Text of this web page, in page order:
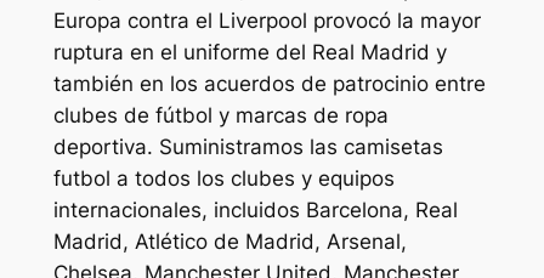
Europa contra el Liverpool provocó la mayor
ruptura en el uniforme del Real Madrid y
también en los acuerdos de patrocinio entre
clubes de fútbol y marcas de ropa
deportiva. Suministramos las camisetas
futbol a todos los clubes y equipos
internacionales, incluidos Barcelona, Real
Madrid, Atlético de Madrid, Arsenal,
Chelsea, Manchester United, Manchester